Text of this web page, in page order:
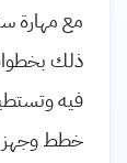
مع مهارة
ذلك
فيه
خطط وجهز